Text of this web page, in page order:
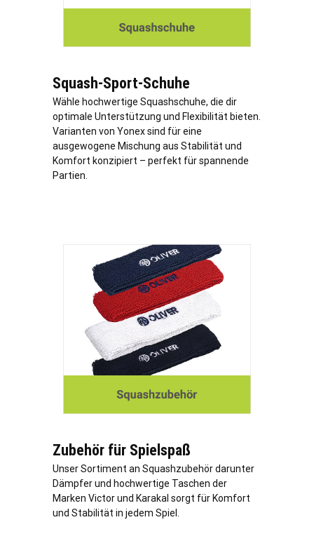
Squash-Sport-Schuhe
Wähle hochwertige Squashschuhe, die dir
optimale Unterstützung und Flexibilität bieten.
Varianten von Yonex sind für eine
ausgewogene Mischung aus Stabilität und
Komfort konzipiert – perfekt für spannende
Partien.
Zubehör für Spielspaß
Unser Sortiment an Squashzubehör darunter
Dämpfer und hochwertige Taschen der
Marken Victor und Karakal sorgt für Komfort
und Stabilität in jedem Spiel.